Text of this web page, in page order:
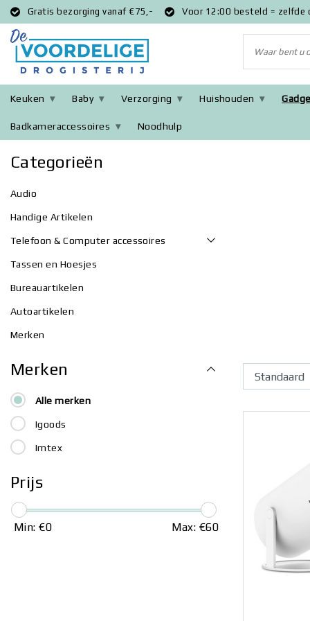
Gratis bezorging vanaf €75,- Voor 12:00 besteld = zelfde
Keuken Baby Verzorging Huishouden
Badkameraccessoires Noodhulp
Terug naar home|Gadgets & Elektronica
Categorieën
Audio
Handige Artikelen
Telefoon & Computer accessoires
Tassen en Hoesjes
Bureauartikelen
Autoartikelen
Merken
Merken
Alle merken
Igoods
Imtex
Prijs
Min: €0 Max: €60